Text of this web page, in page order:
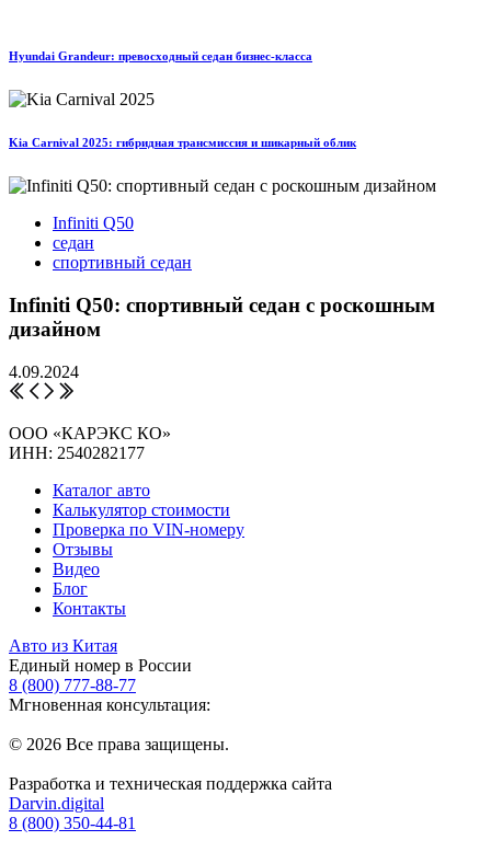
Hyundai Grandeur: превосходный седан бизнес-класса
Kia Carnival 2025: гибридная трансмиссия и шикарный облик
Infiniti Q50
седан
спортивный седан
Infiniti Q50: спортивный седан с роскошным
дизайном
4.09.2024
ООО «КАРЭКС КО»
ИНН: 2540282177
Каталог авто
Калькулятор стоимости
Проверка по VIN-номеру
Отзывы
Видео
Блог
Контакты
Авто из Китая
Единый номер в России
8 (800) 777-88-77
Мгновенная консультация:
© 2026 Все права защищены.
Разработка и техническая поддержка сайта
Darvin.digital
8 (800) 350-44-81